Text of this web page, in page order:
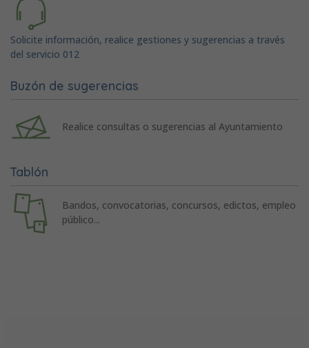
Solicite información, realice gestiones y sugerencias a través
del servicio 012
Buzón de sugerencias
Realice consultas o sugerencias al Ayuntamiento
Tablón
Bandos, convocatorias, concursos, edictos, empleo
público...